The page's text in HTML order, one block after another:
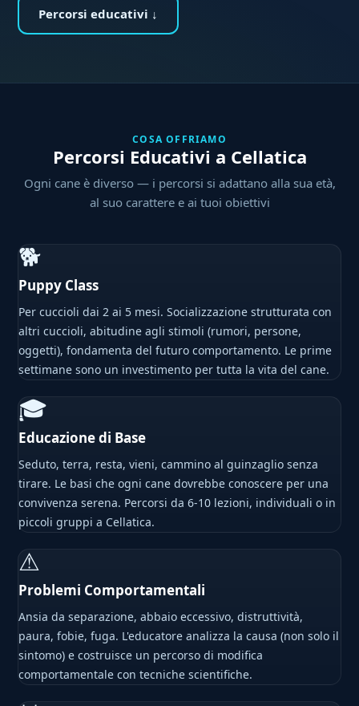
Percorsi educativi ↓
COSA OFFRIAMO
Percorsi Educativi a Cellatica
Ogni cane è diverso — i percorsi si adattano alla sua età,
al suo carattere e ai tuoi obiettivi
🐕
Puppy Class
Per cuccioli dai 2 ai 5 mesi. Socializzazione strutturata con
altri cuccioli, abitudine agli stimoli (rumori, persone,
oggetti), fondamenta del futuro comportamento. Le prime
settimane sono un investimento per tutta la vita del cane.
🎓
Educazione di Base
Seduto, terra, resta, vieni, cammino al guinzaglio senza
tirare. Le basi che ogni cane dovrebbe conoscere per una
convivenza serena. Percorsi da 6-10 lezioni, individuali o in
piccoli gruppi a Cellatica.
⚠
Problemi Comportamentali
Ansia da separazione, abbaio eccessivo, distruttività,
paura, fobie, fuga. L'educatore analizza la causa (non solo il
sintomo) e costruisce un percorso di modifica
comportamentale con tecniche scientifiche.